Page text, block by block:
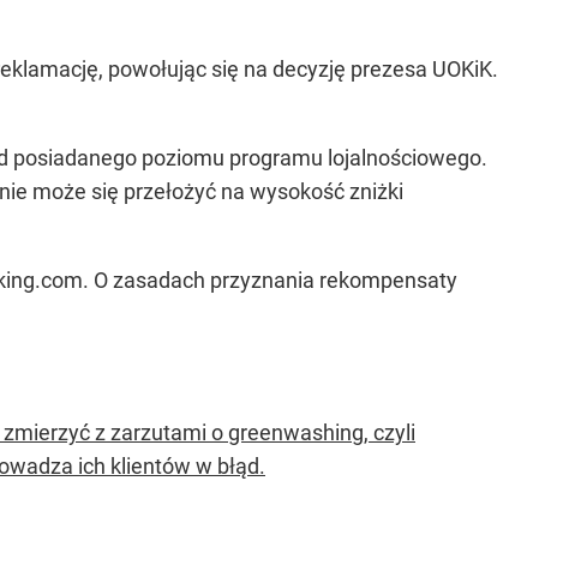
powołując się na decyzję prezesa UOKiK.
poziomu programu lojalnościowego.
może się przełożyć na wysokość zniżki
O zasadach przyznania rekompensaty
z zarzutami o greenwashing, czyli
ich klientów w błąd.